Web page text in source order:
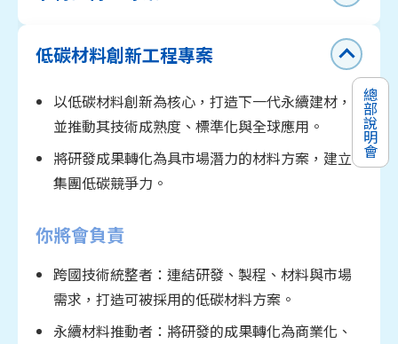
低碳材料創新工程專案
以低碳材料創新為核心，打造下一代永續建材，
並推動其技術成熟度、標準化與全球應用。
將研發成果轉化為具市場潛力的材料方案，建立
集團低碳競爭力。
你將會負責
跨國技術統整者：連結研發、製程、材料與市場
需求，打造可被採用的低碳材料方案。
永續材料推動者：將研發的成果轉化為商業化、
總部說明會